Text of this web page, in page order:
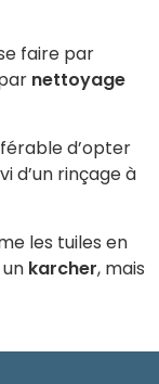
faire par
nettoyage
d’opter
d’un rinçage à
les tuiles en
karcher, mais